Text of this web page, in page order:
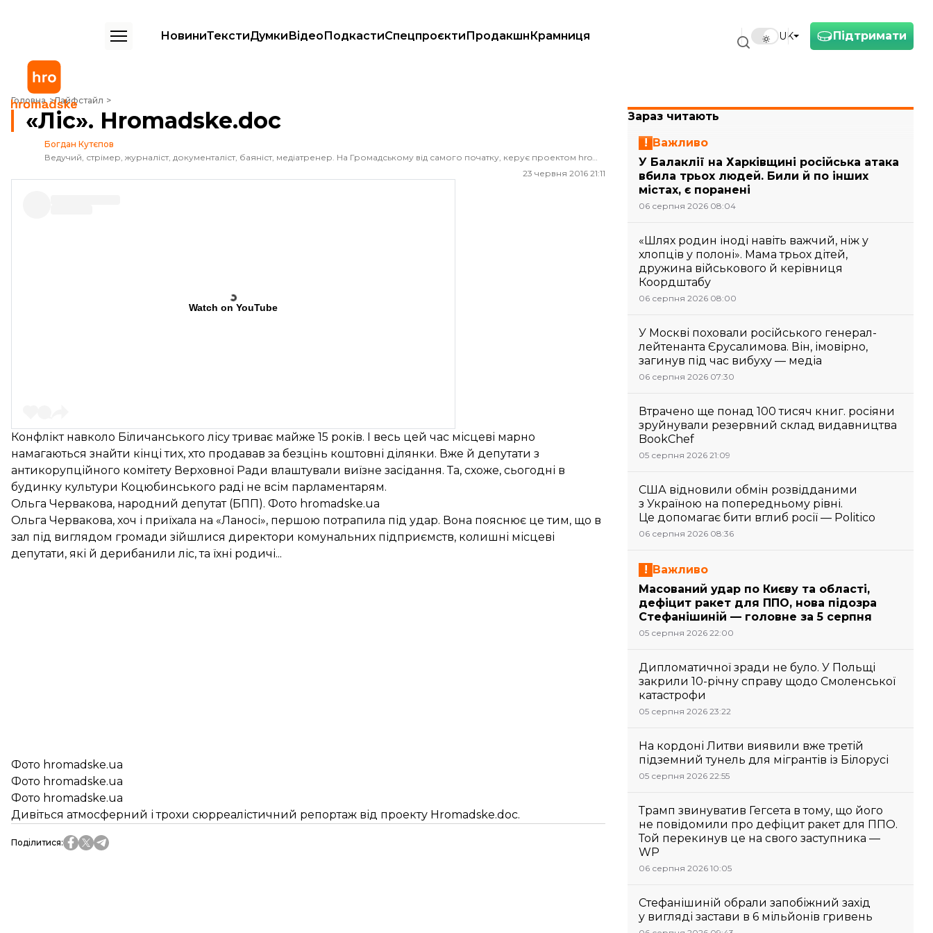
Підтримати
UK
НовиниТекстиДумкиВідеоПодкастиСпецпроєктиПродакшнКрамниця
Головна Лайфстайл
«Ліс». Hromadske.doc
«Ліс». Hromadske.doc
Богдан Кутєпов
Ведучий, стрімер, журналіст, документаліст, баяніст, медіатренер. На Громадському від самого початку, керує проектом hromadske.doc. Має загострене почуття справедливості і готовий боротися навіть з вітряками, аби відстояти честь професії.
23 червня 2016 21:11
Watch on YouTube
Конфлікт навколо Біличанського лісу триває майже 15 років. І весь цей час місцеві марно
намагаються знайти кінці тих, хто продавав за безцінь коштовні ділянки. Вже й депутати з
антикорупційного комітету Верховної Ради влаштували виїзне засідання. Та, схоже, сьогодні в
будинку культури Коцюбинського раді не всім парламентарям.
Ольга Червакова, народний депутат (БПП). Фото hromadske.ua
Ольга Червакова, хоч і приїхала на «Ланосі», першою потрапила під удар. Вона пояснює це тим, що в
зал під виглядом громади зійшлися директори комунальних підприємств, колишні місцеві
депутати, які й дерибанили ліс, та їхні родичі...
Фото hromadske.ua
Фото hromadske.ua
Фото hromadske.ua
Дивіться атмосферний і трохи сюрреалістичний репортаж від проекту Hromadske.doc.
Поділитися:
Зараз читають
Важливо
У Балаклії на Харківщині російська атака
вбила трьох людей. Били й по інших
містах, є поранені
06 серпня 2026 08:04
«Шлях родин іноді навіть важчий, ніж у
хлопців у полоні». Мама трьох дітей,
дружина військового й керівниця
Коордштабу
06 серпня 2026 08:00
У Москві поховали російського генерал-
лейтенанта Єрусалимова. Він, імовірно,
загинув під час вибуху — медіа
06 серпня 2026 07:30
Втрачено ще понад 100 тисяч книг. росіяни
зруйнували резервний склад видавництва
BookChef
05 серпня 2026 21:09
США відновили обмін розвідданими
з Україною на попередньому рівні.
Це допомагає бити вглиб росії — Politico
06 серпня 2026 08:36
Важливо
Масований удар по Києву та області,
дефіцит ракет для ППО, нова підозра
Стефанішиній — головне за 5 серпня
05 серпня 2026 22:00
Дипломатичної зради не було. У Польщі
закрили 10-річну справу щодо Смоленської
катастрофи
05 серпня 2026 23:22
На кордоні Литви виявили вже третій
підземний тунель для мігрантів із Білорусі
05 серпня 2026 22:55
Трамп звинуватив Гегсета в тому, що його
не повідомили про дефіцит ракет для ППО.
Той перекинув це на свого заступника —
WP
06 серпня 2026 10:05
Стефанішиній обрали запобіжний захід
у вигляді застави в 6 мільйонів гривень